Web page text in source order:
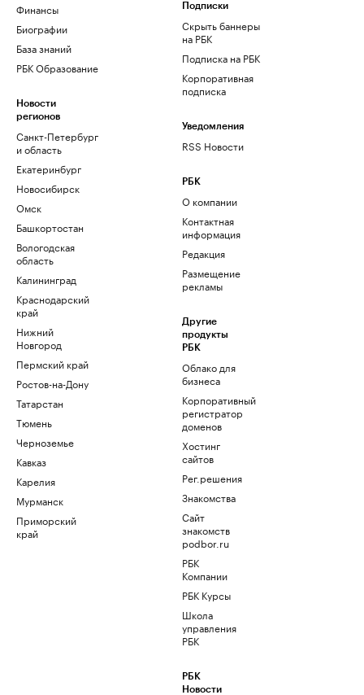
Финансы
Биографии
База знаний
РБК Образование
Новости
регионов
Санкт-Петербург
и область
Екатеринбург
Новосибирск
Омск
Башкортостан
Вологодская
область
Калининград
Краснодарский
край
Нижний
Новгород
Пермский край
Ростов-на-Дону
Татарстан
Тюмень
Черноземье
Кавказ
Карелия
Мурманск
Приморский
край
Подписки
Скрыть баннеры
на РБК
Подписка на РБК
Корпоративная
подписка
Уведомления
RSS Новости
РБК
О компании
Контактная
информация
Редакция
Размещение
рекламы
Другие
продукты
РБК
Облако для
бизнеса
Корпоративный
регистратор
доменов
Хостинг
сайтов
Рег.решения
Знакомства
Сайт
знакомств
podbor.ru
РБК
Компании
РБК Курсы
Школа
управления
РБК
РБК
Новости